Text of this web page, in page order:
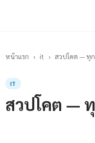
หน้าแรก › it › สวปโคต — ทุ
IT
สวปโคต —